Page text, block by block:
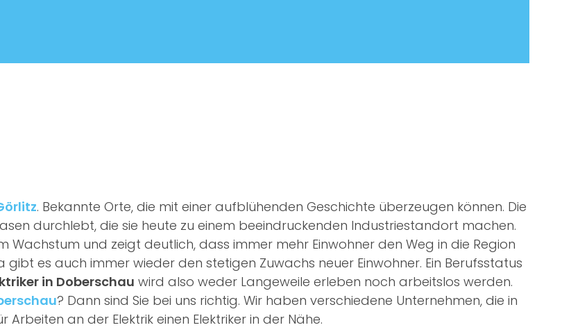
. Bekannte Orte, die mit einer aufblühenden Geschichte überzeugen können. Die
durchlebt, die sie heute zu einem beeindruckenden Industriestandort machen.
Wachstum und zeigt deutlich, dass immer mehr Einwohner den Weg in die Region
es auch immer wieder den stetigen Zuwachs neuer Einwohner. Ein Berufsstatus
in Doberschau wird also weder Langeweile erleben noch arbeitslos werden.
? Dann sind Sie bei uns richtig. Wir haben verschiedene Unternehmen, die in
an der Elektrik einen Elektriker in der Nähe.